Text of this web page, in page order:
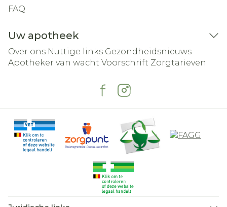
FAQ
Uw apotheek
Over ons Nuttige links Gezondheidsnieuws
Apotheker van wacht Voorschrift Zorgtarieven